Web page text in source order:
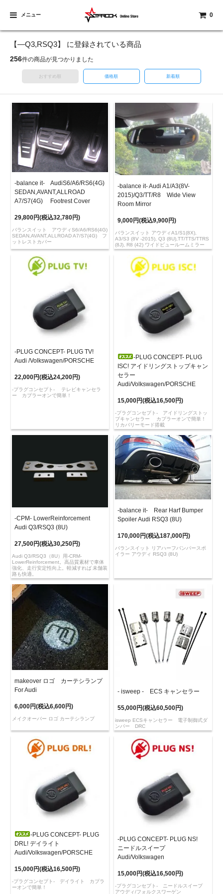
メニュー 0
【―Q3,RSQ3】 に登録されている商品
256件の商品が見つかりました
おすすめ順 価格順 新着順
-balance it- AudiS6/A6/RS6(4G)
SEDAN,AVANT,ALLROAD
A7/S7(4G) Footrest Cover
29,800円(税込32,780円)
バランスイット アウディS6/A6/RS6(4G)
SEDAN,AVANT,ALLROAD A7/S7(4G) フ
ットレストカバー
-balance it- Audi A1/A3(8V-
2015)/Q3/TT/R8 Wide View
Room Mirror
9,000円(税込9,900円)
バランスイット アウディA1/S1(8X),
A3/S3 (8V -2015), Q3 (8U),TT/TTS/TTRS
(8J), R8 (42) ワイドビュールームミラー
-PLUG CONCEPT- PLUG TV!
Audi /Volkswagen/PORSCHE
22,000円(税込24,200円)
-プラグコンセプト- テレビキャンセラ
ー カプラーオンで簡単！
-PLUG CONCEPT- PLUG
ISC! アイドリングストップキャン
セラー
Audi/Volkswagen/PORSCHE
15,000円(税込16,500円)
-プラグコンセプト- アイドリングストッ
プキャンセラー カプラーオンで簡単！
リカバリーモード搭載
-CPM- LowerReinforcement
Audi Q3/RSQ3 (8U)
27,500円(税込30,250円)
Audi Q3/RSQ3（8U）用-CRM-
LowerReinforcement。高品質素材で車体
強化、走行安定性向上。軽減すれば 未舗装
路も快適。
-balance it- Rear Harf Bumper
Spoiler Audi RSQ3 (8U)
170,000円(税込187,000円)
バランスイット リアハーフバンパースポ
イラー アウディ RSQ3 (8U)
makeover ロゴ カーテシランプ
For Audi
6,000円(税込6,600円)
メイクオーバー ロゴ カーテシランプ
- isweep - ECS キャンセラー
55,000円(税込60,500円)
isweep ECSキャンセラー 電子制御式ダ
ンパー DRC
-PLUG CONCEPT- PLUG
DRL! デイライト
Audi/Volkswagen/PORSCHE
15,000円(税込16,500円)
-プラグコンセプト- デイライト カプラ
ーオンで簡単！
-PLUG CONCEPT- PLUG NS!
ニードルスイープ
Audi/Volkswagen
15,000円(税込16,500円)
-プラグコンセプト- ニードルスイープ
アウディ/フォルクスワーゲン